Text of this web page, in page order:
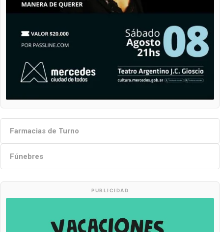
Farmacias de Turno
Fúnebres
PUBLICIDAD